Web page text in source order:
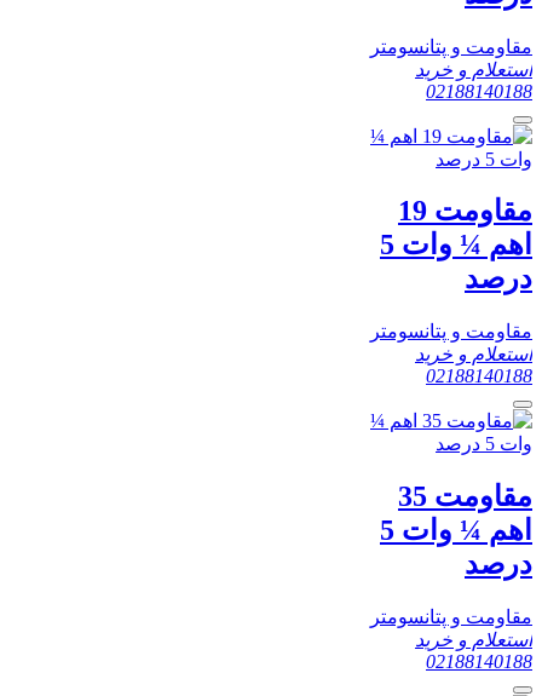
مقاومت و پتانسومتر
استعلام و خرید
02188140188
مقاومت 19
اهم ¼ وات 5
درصد
مقاومت و پتانسومتر
استعلام و خرید
02188140188
مقاومت 35
اهم ¼ وات 5
درصد
مقاومت و پتانسومتر
استعلام و خرید
02188140188